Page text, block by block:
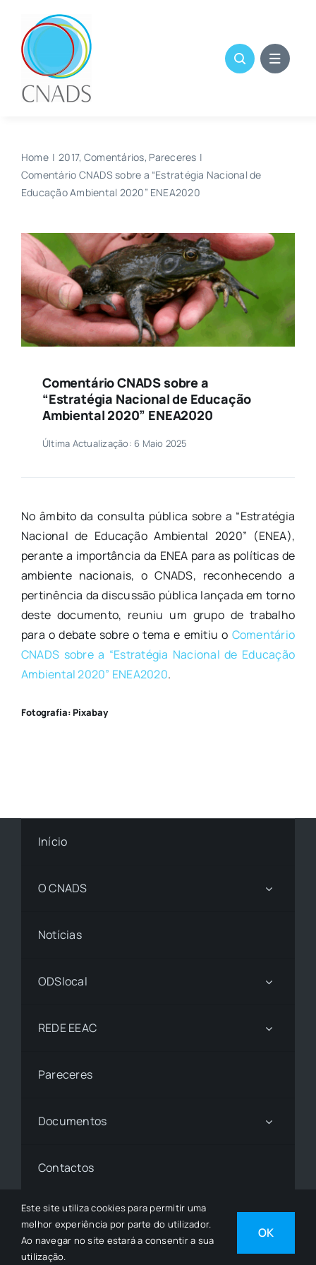
content
Home 2017 Comentários Pareceres
Comentário CNADS sobre a “Estratégia Nacional de
Educação Ambiental 2020” ENEA2020
Comentário CNADS sobre a
“Estratégia Nacional de Educação
Ambiental 2020” ENEA2020
Última Actualização: 6 Maio 2025
No âmbito da consulta pública sobre a “Estratégia
Nacional de Educação Ambiental 2020” (ENEA),
perante a importância da ENEA para as políticas de
ambiente nacionais, o CNADS, reconhecendo a
pertinência da discussão pública lançada em torno
deste documento, reuniu um grupo de trabalho
para o debate sobre o tema e emitiu o Comentário
CNADS sobre a “Estratégia Nacional de Educação
Ambiental 2020” ENEA2020.
Fotografia: Pixabay
Início
O CNADS
Notícias
ODSlocal
REDE EEAC
Pareceres
Documentos
Contactos
© 1997 - 2026• © Todos os Direitos Reservados •
Desenvolvido porSGSI
Este site utiliza cookies para permitir uma
melhor experiência por parte do utilizador.
Ao navegar no site estará a consentir a sua
utilização.
OK